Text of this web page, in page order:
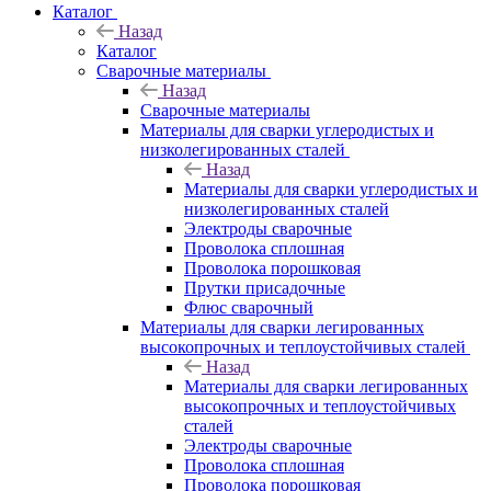
Каталог
Назад
Каталог
Сварочные материалы
Назад
Сварочные материалы
Материалы для сварки углеродистых и
низколегированных сталей
Назад
Материалы для сварки углеродистых и
низколегированных сталей
Электроды сварочные
Проволока сплошная
Проволока порошковая
Прутки присадочные
Флюс сварочный
Материалы для сварки легированных
высокопрочных и теплоустойчивых сталей
Назад
Материалы для сварки легированных
высокопрочных и теплоустойчивых
сталей
Электроды сварочные
Проволока сплошная
Проволока порошковая